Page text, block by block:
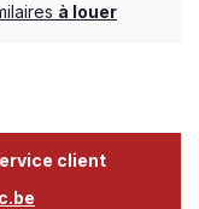
à louer
client